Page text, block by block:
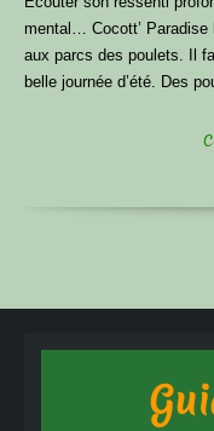
mental… Cocott’ Paradise
aux parcs des poulets. Il
belle journée d’été. Des